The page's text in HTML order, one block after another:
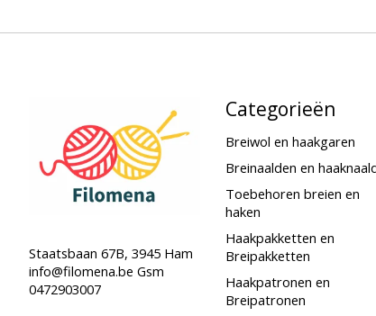
Staatsbaan 67B, 3945 Ham
info@filomena.be Gsm
0472903007
Categorieën
Breiwol en haakgaren
Breinaalden en
Toebehoren breien en
haken
Haakpakketten en
Breipakketten
Haakpatronen en
Breipatronen